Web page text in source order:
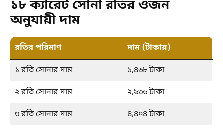
১৮ ক্যারেট সোনা রতির ওজন
অনুযায়ী দাম
রতির পরিমাণ দাম (টাকায়)
১ রতি সোনার দাম
১,৪৬৮ টাকা
২ রতি সোনার দাম
২,৯৩৬ টাকা
৩ রতি সোনার দাম
৪,৪০৪ টাকা